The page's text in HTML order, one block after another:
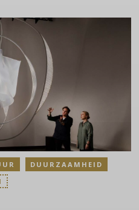
en geeft
dj’s en bands de kans om
publiek. Voor de
dit jaar volledig op singer-
DUURZAAMHEID